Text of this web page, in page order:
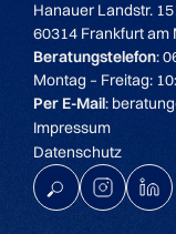
Hanauer Landstr.
60314 Frankfurt am
Beratungstelefon:
Montag – Freitag:
Per E-Mail:
Impressum
Datenschutz